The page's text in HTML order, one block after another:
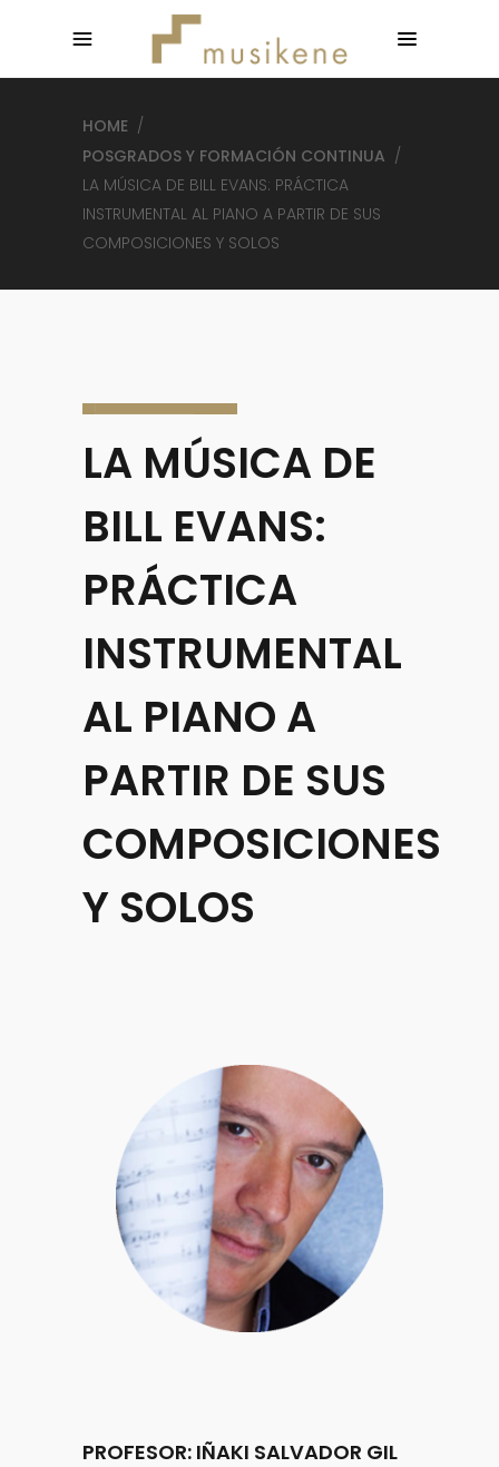
HOME /
POSGRADOS Y FORMACIÓN CONTINUA /
LA MÚSICA DE BILL EVANS: PRÁCTICA
INSTRUMENTAL AL PIANO A PARTIR DE SUS
COMPOSICIONES Y SOLOS
LA MÚSICA DE
BILL EVANS:
PRÁCTICA
INSTRUMENTAL
AL PIANO A
PARTIR DE SUS
COMPOSICIONES
Y SOLOS
PROFESOR: IÑAKI SALVADOR GIL